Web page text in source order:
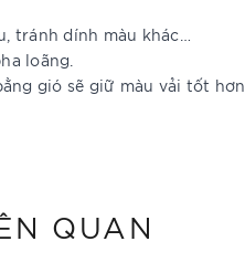
tránh dính màu khác…
loãng.
gió sẽ giữ màu vải tốt hơn.
QUAN